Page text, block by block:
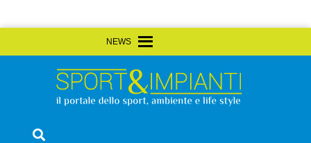
to
Sport&Impianti